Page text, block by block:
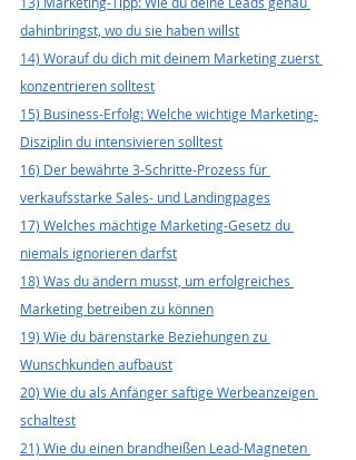
dahinbringst, wo du sie haben willst
14) Worauf du dich mit deinem Marketing zuerst
konzentrieren solltest
15) Business-Erfolg: Welche wichtige Marketing-
Disziplin du intensivieren solltest
16) Der bewährte 3-Schritte-Prozess für
verkaufsstarke Sales- und Landingpages
17) Welches mächtige Marketing-Gesetz du
niemals ignorieren darfst
18) Was du ändern musst, um erfolgreiches
Marketing betreiben zu können
19) Wie du bärenstarke Beziehungen zu
Wunschkunden aufbaust
20) Wie du als Anfänger saftige Werbeanzeigen
schaltest
21) Wie du einen brandheißen Lead-Magneten